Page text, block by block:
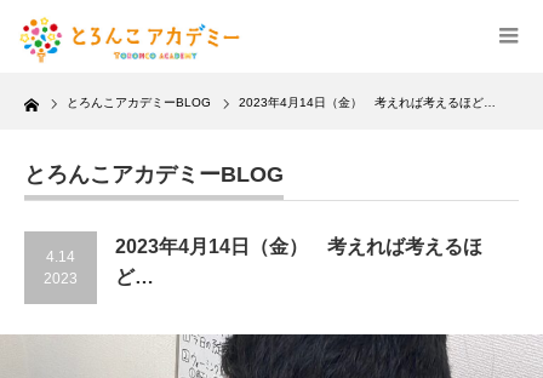
Home とろんこアカデミーBLOG 2023年4月14日（金） 考えれば考えるほど…
とろんこアカデミーBLOG
4.14
2023
2023年4月14日（金） 考えれば考えるほ
ど…